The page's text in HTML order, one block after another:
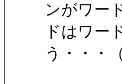
ンがワー
ドはワー
う・・・